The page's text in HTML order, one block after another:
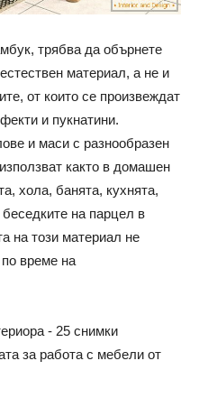
трябва да обърнете
материал, а не и
от които се произвеждат
и пукнатини.
и маси с разнообразен
както в домашен
хола, банята, кухнята,
на парцел в
на този материал не
време на
- 25 снимки
за работа с мебели от